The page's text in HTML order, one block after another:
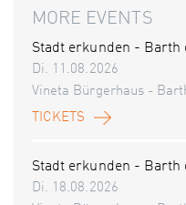
MORE EVENTS
Stadt erkunden - Barth
Di. 11.08.2026
Vineta Bürgerhaus -
TICKETS
Stadt erkunden - Barth
Di. 18.08.2026